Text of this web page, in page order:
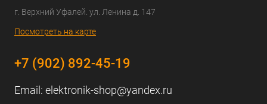
г. Верхний Уфалей. ул. Ленина д. 147
Посмотреть на карте
+7 (902) 892-45-19
Email: elektronik-shop@yandex.ru